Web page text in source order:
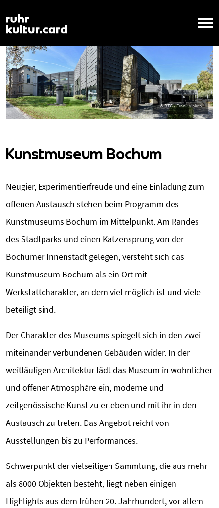
Kunstmuseum Bochum
Neugier, Experimentierfreude und eine Einladung zum
offenen Austausch stehen beim Programm des
Kunstmuseums Bochum im Mittelpunkt. Am Randes
des Stadtparks und einen Katzensprung von der
Bochumer Innenstadt gelegen, versteht sich das
Kunstmuseum Bochum als ein Ort mit
Werkstattcharakter, an dem viel möglich ist und viele
beteiligt sind.
Der Charakter des Museums spiegelt sich in den zwei
miteinander verbundenen Gebäuden wider. In der
weitläufigen Architektur lädt das Museum in wohnlicher
und offener Atmosphäre ein, moderne und
zeitgenössische Kunst zu erleben und mit ihr in den
Austausch zu treten. Das Angebot reicht von
Ausstellungen bis zu Performances.
Schwerpunkt der vielseitigen Sammlung, die aus mehr
als 8000 Objekten besteht, liegt neben einigen
Highlights aus dem frühen 20. Jahrhundert, vor allem